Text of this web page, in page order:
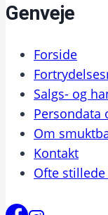
Genveje
Forside
Salgs- og
Persondata
Om
Kontakt
Ofte